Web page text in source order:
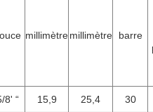
millimètremillimètre barre
8' “ 15,9 25,4 30